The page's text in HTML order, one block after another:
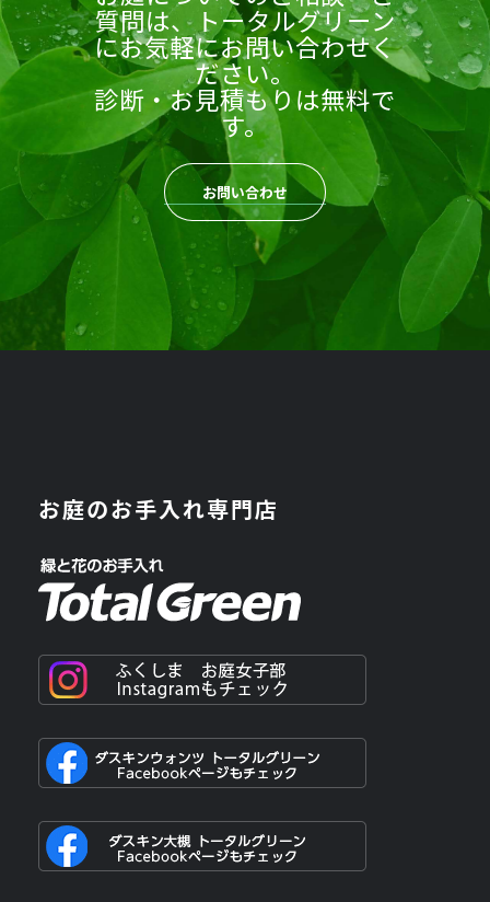
質問は、トータルグリーン
にお気軽にお問い合わせく
ださい。
診断・お見積もりは無料で
す。
お問い合わせ
お庭のお手入れ専門店